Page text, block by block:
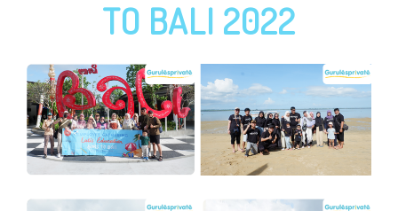
TO BALI 2022